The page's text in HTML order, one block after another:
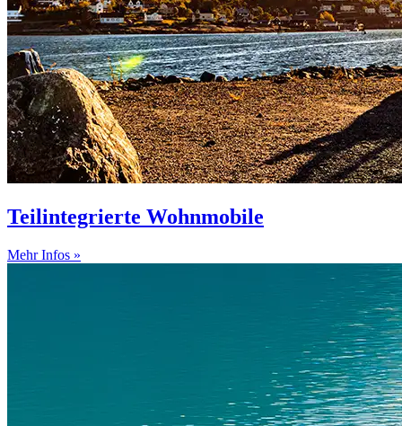
Teilintegrierte Wohnmobile
Mehr Infos »